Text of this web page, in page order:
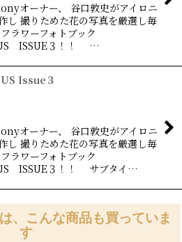
オーナー、 谷口敦史がアイロニ
し 撮りためた花の写真を厳選し毎
ラワーフォトブック
ISSUE３！！ …
Issue３
オーナー、 谷口敦史がアイロニ
し 撮りためた花の写真を厳選し毎
ラワーフォトブック
ISSUE３！！ サブタイ…
、こんな商品も買っていま
す